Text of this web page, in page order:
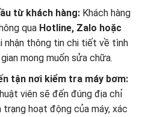
từ khách hàng: Khách hàng
qua Hotline, Zalo hoặc
nhận thông tin chi tiết về tình
mong muốn sửa chữa.
tận nơi kiểm tra máy bơm:
viên sẽ đến đúng địa chỉ
hoạt động của máy, xác